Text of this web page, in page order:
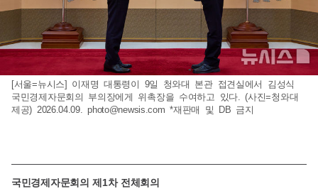
[서울=뉴시스] 이재명 대통령이 9일 청와대 본관 접견실에서 김성식
국민경제자문회의 부의장에게 위촉장을 수여하고 있다. (사진=청와대
제공) 2026.04.09.photo@newsis.com *재판매 및 DB 금지
국민경제자문회의 제1차 전체회의